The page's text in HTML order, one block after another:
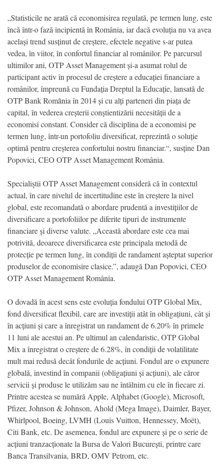
„Statisticile ne arată că economisirea regulată, pe termen lung, este
încă într-o fază incipientă în România, iar dacă evoluția nu va avea
același trend susținut de creștere, efectele negative s-ar putea
vedea, în viitor, în confortul financiar al românilor. Pe parcursul
ultimilor ani, OTP Asset Management și-a asumat rolul de
participant activ în procesul de creștere a educației financiare a
românilor, împreună cu Fundația Dreptul la Educație, lansată de
OTP Bank Romȃnia în 2014 și cu alți parteneri din piața de
capital, în vederea creșterii conștientizării necesității de a
economisi constant. Consider că disciplina de a economisi pe
termen lung, într-un portofoliu diversificat, reprezintă o soluție
optimă pentru creșterea confortului nostru financiar.“, susține Dan
Popovici, CEO OTP Asset Management România.
Specialiştii OTP Asset Management consideră că în contextul
actual, în care nivelul de incertitudine este în creștere la nivel
global, este recomandată o abordare prudentă a investițiilor de
diversificare a portofoliilor pe diferite tipuri de instrumente
financiare și diverse valute. „Această abordare este cea mai
potrivită, deoarece diversificarea este principala metodă de
protecție pe termen lung, în condiții de randament așteptat superior
produselor de economisire clasice.”, adaugă Dan Popovici, CEO
OTP Asset Management România.
O dovadă în acest sens este evoluția fondului OTP Global Mix,
fond diversificat flexibil, care are investiții atât în obligațiuni, cât și
în acțiuni și care a înregistrat un randament de 6.20% în primele
11 luni ale acestui an. Pe ultimul an calendaristic, OTP Global
Mix a înregistrat o creștere de 6.28%, în condiții de volatilitate
mult mai redusă decât fondurile de acțiuni. Fondul are o expunere
globală, investind în companii (obligațiuni și acțiuni), ale căror
servicii și produse le utilizăm sau ne întâlnim cu ele în fiecare zi.
Printre acestea se numără Apple, Alphabet (Google), Microsoft,
Pfizer, Johnson & Johnson, Ahold (Mega Image), Daimler, Bayer,
Whirlpool, Boeing, LVMH (Louis Vuitton, Hennessey, Moët),
Citi Bank, etc. De asemenea, fondul are expunere și pe o serie de
acțiuni tranzacționate la Bursa de Valori București, printre care
Banca Transilvania, BRD, OMV Petrom, etc.